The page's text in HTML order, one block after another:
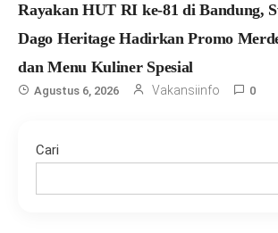
Rayakan HUT RI ke-81 di Bandung,
Dago Heritage Hadirkan Promo
dan Menu Kuliner Spesial
Agustus 6, 2026 Vakansiinfo 0
Cari